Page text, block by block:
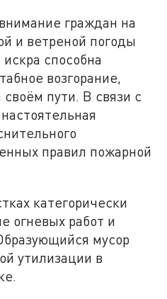
граждан на
и ветреной погоды
способна
возгорание,
пути. В связи с
правил пожарной
категорически
огневых работ и
мусор
утилизации в